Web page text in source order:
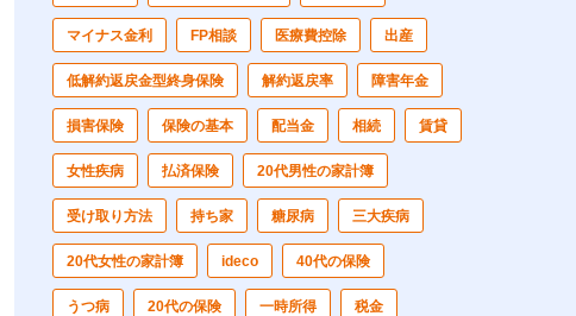
マイナス金利 FP相談 医療費控除 出産
低解約返戻金型終身保険 解約返戻率 障害年金
損害保険 保険の基本 配当金 相続 賃貸
女性疾病 払済保険 20代男性の家計簿
受け取り方法 持ち家 糖尿病 三大疾病
20代女性の家計簿 ideco 40代の保険
うつ病 20代の保険 一時所得 税金